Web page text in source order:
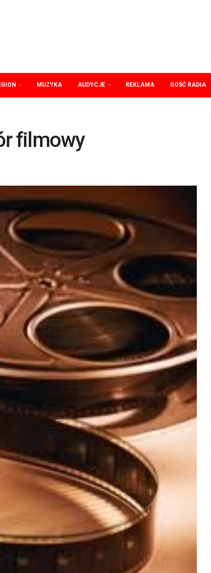
MUZYKA AUDYCJE REKLAMA GOŚĆ RADIA
filmowy